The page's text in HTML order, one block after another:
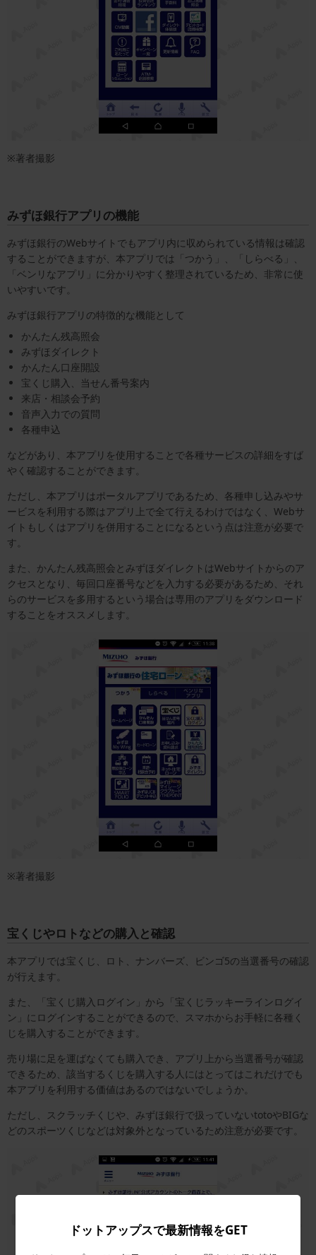
※著者撮影
みずほ銀行アプリの機能
みずほ銀行のWebサイトでもアプリ内に収められている情報は確認
することができますが、本アプリでは「つかう」、「しらべる」、
「ベンリなアプリ」に分かりやすく整理されているため、非常に使
いやすいです。
みずほ銀行アプリの特徴的な機能として
かんたん残高照会
みずほダイレクト
かんたん口座開設
宝くじ購入、当せん番号案内
来店・相談会予約
音声入力での質問
各種申込
などがあり、本アプリを使用することで各種サービスの詳細をすば
やく確認することができます。
ただし、本アプリはポータルアプリであるため、各種申し込みやサ
ービスを利用する際はアプリ上で全て行えるわけではなく、Webサ
イトもしくはアプリを併用することになるという点は注意が必要で
す。
また、かんたん残高照会とみずほダイレクトはWebサイトからのア
クセスとなり、毎回口座番号などを入力する必要があるため、それ
らのサービスを多用するという場合は専用のアプリをダウンロード
することをオススメします。
※著者撮影
宝くじやロトなどの購入と確認
本アプリでは宝くじ、ロト、ナンバーズ、ビンゴ5の当選番号の確認
が行えます。
また、「宝くじ購入ログイン」から「宝くじラッキーラインログイ
ン」にログインすることができるので、スマホからお手軽に各種く
じを購入することができます。
売り場に足を運ばなくても購入でき、アプリ上から当選番号が確認
できるため、該当するくじを購入する人にはとってはこれだけでも
本アプリを利用する価値はあるのではないでしょうか。
ただし、スクラッチくじや、みずほ銀行で扱っていないtotoやBIGな
どのスポーツくじなどは対象外となっているため注意が必要です。
ドットアップスで最新情報をGET